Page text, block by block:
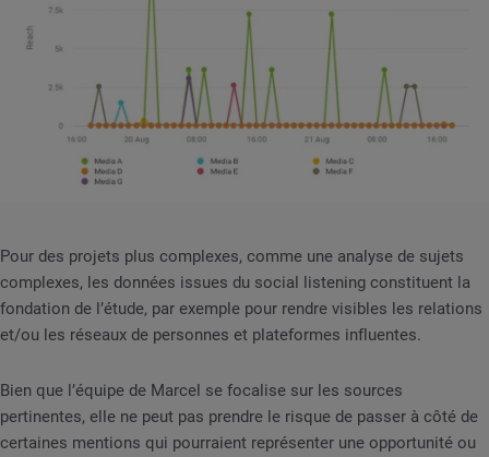
Pour des projets plus complexes, comme une analyse de sujets
complexes, les données issues du social listening constituent la
fondation de l’étude, par exemple pour rendre visibles les relations
et/ou les réseaux de personnes et plateformes influentes.
Bien que l’équipe de Marcel se focalise sur les sources
pertinentes, elle ne peut pas prendre le risque de passer à côté de
certaines mentions qui pourraient représenter une opportunité ou